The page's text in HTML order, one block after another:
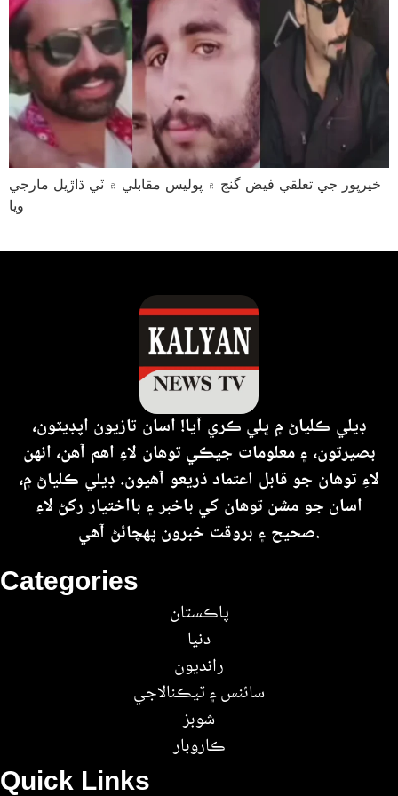
خيرپور جي تعلقي فيض گنج ۾ پوليس مقابلي ۾ ٽي ڌاڙيل مارجي
ويا
Quick Links
Categories
پاڪستان
دنيا
رانديون
سائنس ۽ ٽيڪنالاجي
شوبز
ڪاروبار
ڊيلي ڪلياڻ ۾ ڀلي ڪري آيا! اسان تازيون اپڊيٽون،
بصيرتون، ۽ معلومات جيڪي توهان لاءِ اهم آهن، انهن
لاءِ توهان جو قابل اعتماد ذريعو آهيون. ڊيلي ڪلياڻ ۾،
اسان جو مشن توهان کي باخبر ۽ بااختيار رکڻ لاءِ
صحيح ۽ بروقت خبرون پهچائڻ آهي.